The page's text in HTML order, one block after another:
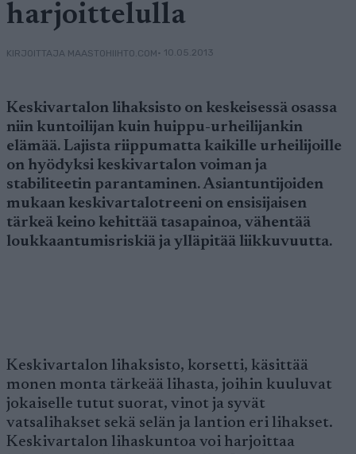
harjoittelulla
KIRJOITTAJA MAASTOHIIHTO.COM• 10.05.2013
Keskivartalon lihaksisto on keskeisessä osassa
niin kuntoilijan kuin huippu-urheilijankin
elämää. Lajista riippumatta kaikille urheilijoille
on hyödyksi keskivartalon voiman ja
stabiliteetin parantaminen. Asiantuntijoiden
mukaan keskivartalotreeni on ensisijaisen
tärkeä keino kehittää tasapainoa, vähentää
loukkaantumisriskiä ja ylläpitää liikkuvuutta.
Keskivartalon lihaksisto, korsetti, käsittää
monen monta tärkeää lihasta, joihin kuuluvat
jokaiselle tutut suorat, vinot ja syvät
vatsalihakset sekä selän ja lantion eri lihakset.
Keskivartalon lihaskuntoa voi harjoittaa